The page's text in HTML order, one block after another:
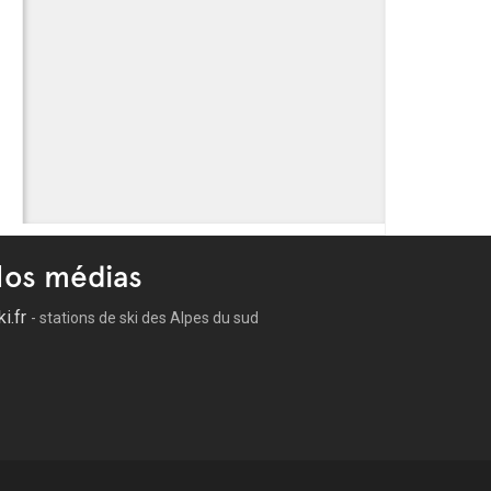
médias
- stations de ski des Alpes du sud